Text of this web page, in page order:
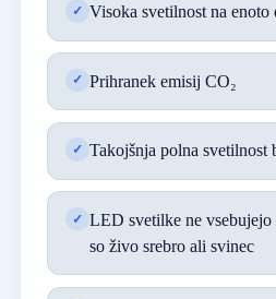
Visoka svetilnost na enoto
Prihranek emisij CO₂
Takojšnja polna svetilnost
LED svetilke ne
so živo srebro ali svinec